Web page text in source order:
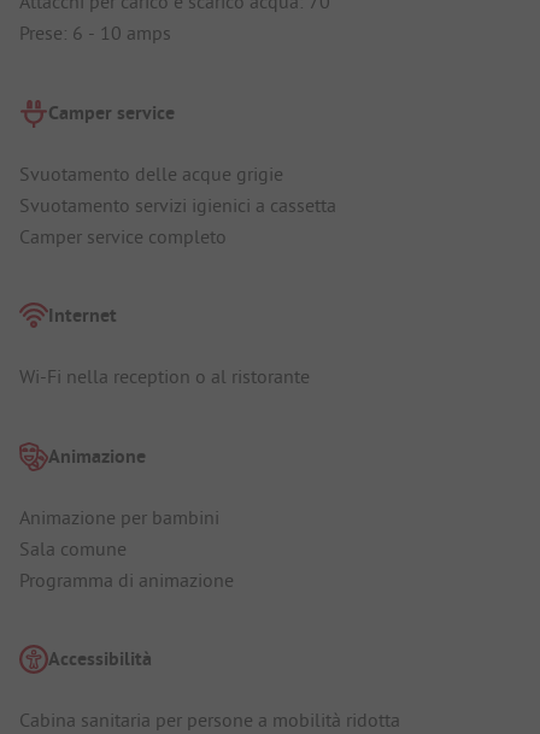
Prese: 6 - 10 amps
Camper service
Svuotamento delle acque grigie
Svuotamento servizi igienici a cassetta
Camper service completo
Internet
Wi-Fi nella reception o al ristorante
Animazione
Animazione per bambini
Sala comune
Programma di animazione
Accessibilità
Cabina sanitaria per persone a mobilità ridotta